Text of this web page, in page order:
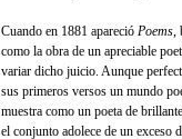
Cuando en 1881 apareció Poems,
como la obra de un apreciable
variar dicho juicio. Aunque
sus primeros versos un mundo
muestra como un poeta de
el conjunto adolece de un exceso